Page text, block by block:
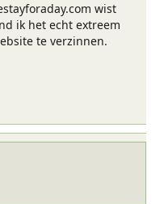
wist
ik het echt extreem
te verzinnen.